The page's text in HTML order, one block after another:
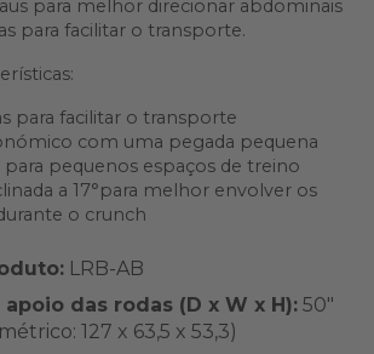
para melhor direcionar abdominais
para facilitar o transporte.
para facilitar o transporte
com uma pegada pequena
pequenos espaços de treino
a 17°para melhor envolver os
o crunch
LRB-AB
das rodas (D x W x H):50"
127 x 63,5 x 53,3)